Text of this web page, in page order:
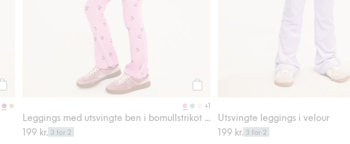
+1
Leggings med utsvingte ben i bomullstrikot med kirsebærmønster
199 kr. 3 for 2
Utsvingte leggings i velour
199 kr. 3 for 2